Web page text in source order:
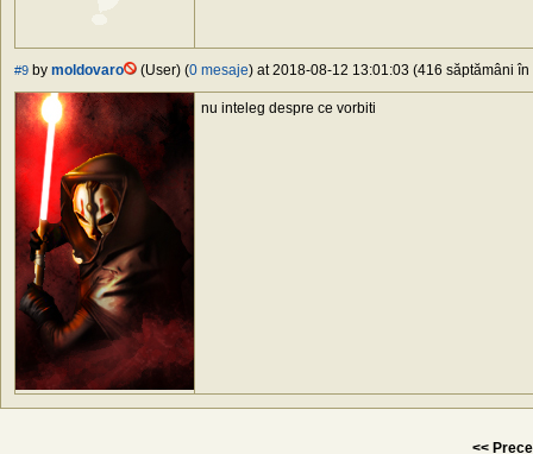
#9 by moldovaro (User) (0 mesaje) at 2018-08-12 13:01:03 (416 săptămâni în
nu inteleg despre ce vorbiti
<<